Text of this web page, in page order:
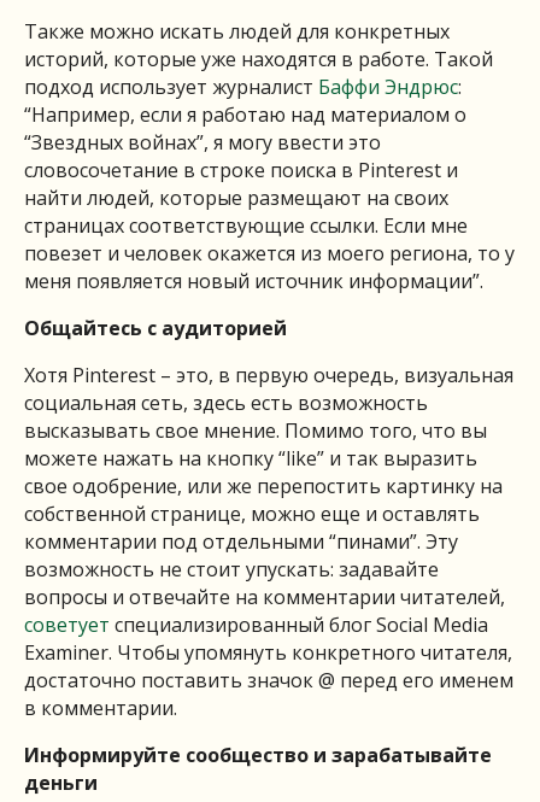
Также можно искать людей для конкретных
историй, которые уже находятся в работе. Такой
подход использует журналист Баффи Эндрюс:
“Например, если я работаю над материалом о
“Звездных войнах”, я могу ввести это
словосочетание в строке поиска в Pinterest и
найти людей, которые размещают на своих
страницах соответствующие ссылки. Если мне
повезет и человек окажется из моего региона, то у
меня появляется новый источник информации”.
Общайтесь с аудиторией
Хотя Pinterest – это, в первую очередь, визуальная
социальная сеть, здесь есть возможность
высказывать свое мнение. Помимо того, что вы
можете нажать на кнопку “like” и так выразить
свое одобрение, или же перепостить картинку на
собственной странице, можно еще и оставлять
комментарии под отдельными “пинами”. Эту
возможность не стоит упускать: задавайте
вопросы и отвечайте на комментарии читателей,
советует специализированный блог Social Media
Examiner. Чтобы упомянуть конкретного читателя,
достаточно поставить значок @ перед его именем
в комментарии.
Информируйте сообщество и зарабатывайте
деньги